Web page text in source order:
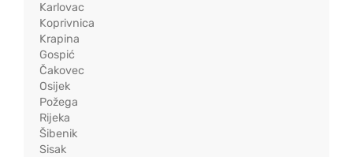
Karlovac
Koprivnica
Krapina
Gospić
Čakovec
Osijek
Požega
Rijeka
Šibenik
Sisak